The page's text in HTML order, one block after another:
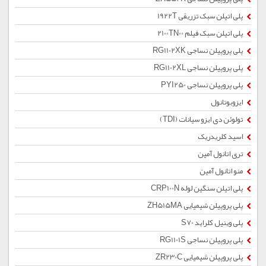
پلی اتیلن سبک تزریقی 1922T
پلی اتیلن سبک فیلم 2100TN00
پلی پروپیلن نساجی RG1102XK
پلی پروپیلن نساجی RG1102XL
پلی پروپیلن نساجی PYI250
ایزوبوتانول
تولوئن دی ایزو سیانات (TDI)
اسید کلریدریک
تری اتانول آمین
منو اتانول آمین
پلی اتیلن سنگین لوله CRP100N
پلی پروپیلن شیمیایی ZH515MA
پلی وینیل کلراید S70
پلی پروپیلن نساجی RG1101S
پلی پروپیلن شیمیایی ZR230C